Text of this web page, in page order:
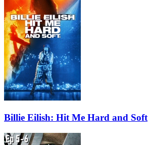
Billie Eilish: Hit Me Hard and Soft